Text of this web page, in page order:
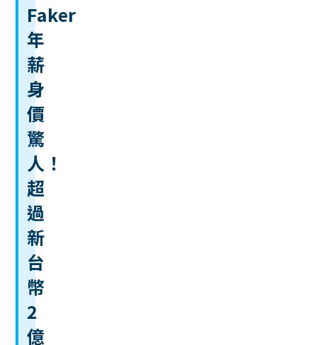
Faker
年
薪
身
價
驚
人！
超
過
新
台
幣
2
億